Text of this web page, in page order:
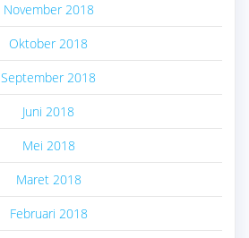
November 2018
Oktober 2018
September 2018
Juni 2018
Mei 2018
Maret 2018
Februari 2018